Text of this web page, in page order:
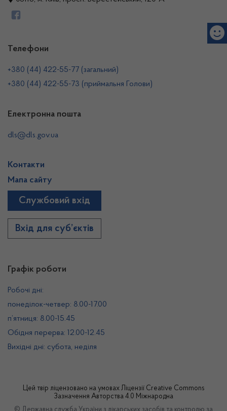
Графік роботи
Робочі дні:
понеділок-четвер: 8.00-17.00
п’ятниця: 8.00-15.45
Обідня перерва: 12.00-12.45
Вихідні дні: субота, неділя
Телефони
+380 (44) 422-55-77 (загальний)
+380 (44) 422-55-73 (приймальня Голови)
Електронна пошта
dls@dls.gov.ua
Контакти
Мапа сайту
Службовий вхід
Вхід для суб’єктів
Цей твір ліцензовано на умовах Ліцензії Creative Commons
Зазначення Авторства 4.0 Міжнародна